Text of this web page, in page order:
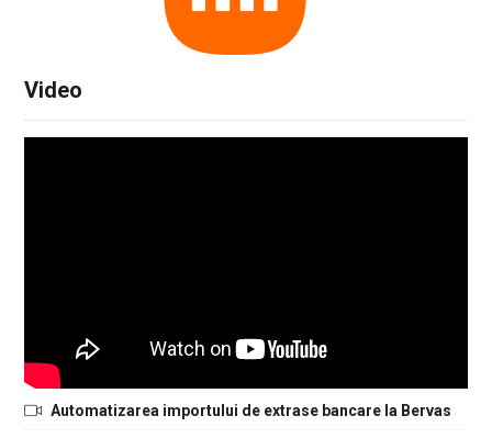
Video
Automatizarea importului de extrase bancare la Bervas